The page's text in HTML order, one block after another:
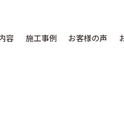
容 施工事例 お客様の声